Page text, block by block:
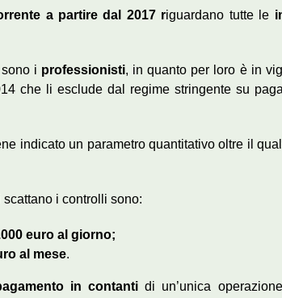
a partire dal 2017 riguardano tutte le
i professionisti, in quanto per loro è in
che li esclude dal regime stringente su
indicato un parametro quantitativo oltre il
i controlli sono:
euro al giorno;
al mese.
in contanti di un’unica